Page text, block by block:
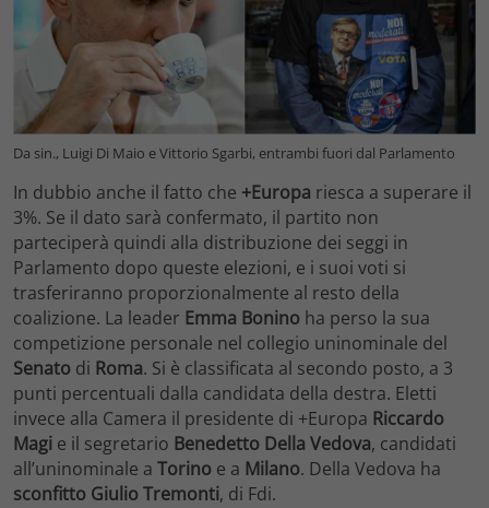
Da sin., Luigi Di Maio e Vittorio Sgarbi, entrambi fuori dal Parlamento
In dubbio anche il fatto che +Europa riesca a superare il
3%. Se il dato sarà confermato, il partito non
parteciperà quindi alla distribuzione dei seggi in
Parlamento dopo queste elezioni, e i suoi voti si
trasferiranno proporzionalmente al resto della
coalizione. La leader Emma Bonino ha perso la sua
competizione personale nel collegio uninominale del
Senato di Roma. Si è classificata al secondo posto, a 3
punti percentuali dalla candidata della destra. Eletti
invece alla Camera il presidente di +Europa Riccardo
Magi e il segretario Benedetto Della Vedova, candidati
all’uninominale a Torino e a Milano. Della Vedova ha
sconfitto Giulio Tremonti, di Fdi.